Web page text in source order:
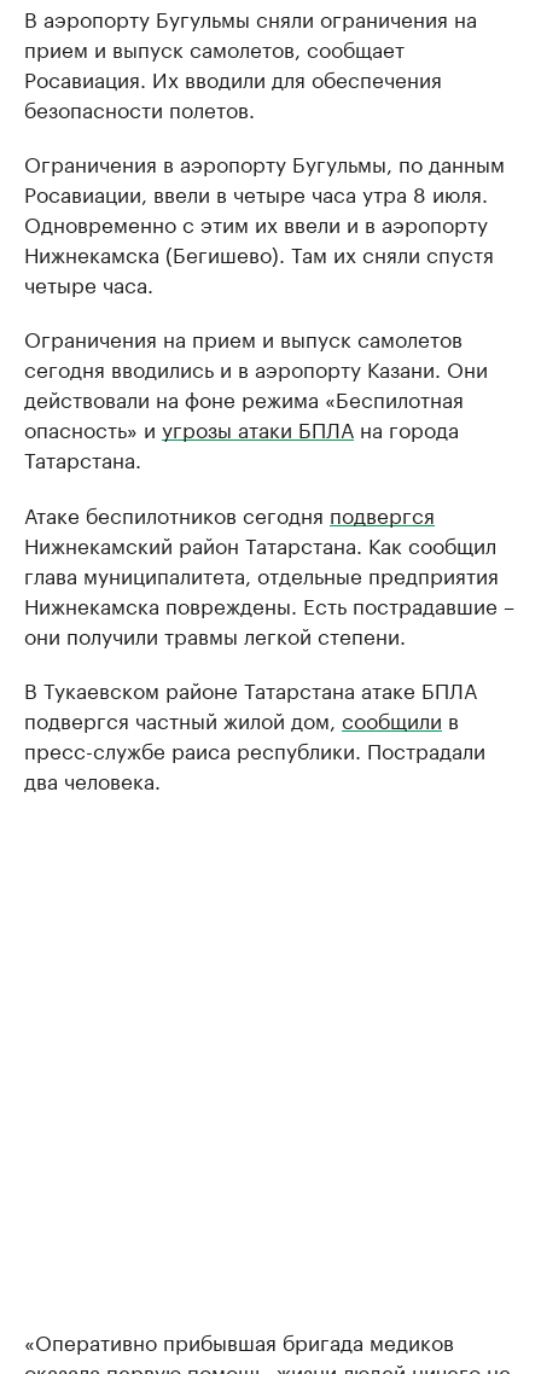
В аэропорту Бугульмы сняли ограничения на
прием и выпуск самолетов, сообщает
Росавиация. Их вводили для обеспечения
безопасности полетов.
Ограничения в аэропорту Бугульмы, по данным
Росавиации, ввели в четыре часа утра 8 июля.
Одновременно с этим их ввели и в аэропорту
Нижнекамска (Бегишево). Там их сняли спустя
четыре часа.
Ограничения на прием и выпуск самолетов
сегодня вводились и в аэропорту Казани. Они
действовали на фоне режима «Беспилотная
опасность» и угрозы атаки БПЛА на города
Татарстана.
Атаке беспилотников сегодня подвергся
Нижнекамский район Татарстана. Как сообщил
глава муниципалитета, отдельные предприятия
Нижнекамска повреждены. Есть пострадавшие –
они получили травмы легкой степени.
В Тукаевском районе Татарстана атаке БПЛА
подвергся частный жилой дом, сообщили в
пресс-службе раиса республики. Пострадали
два человека.
«Оперативно прибывшая бригада медиков